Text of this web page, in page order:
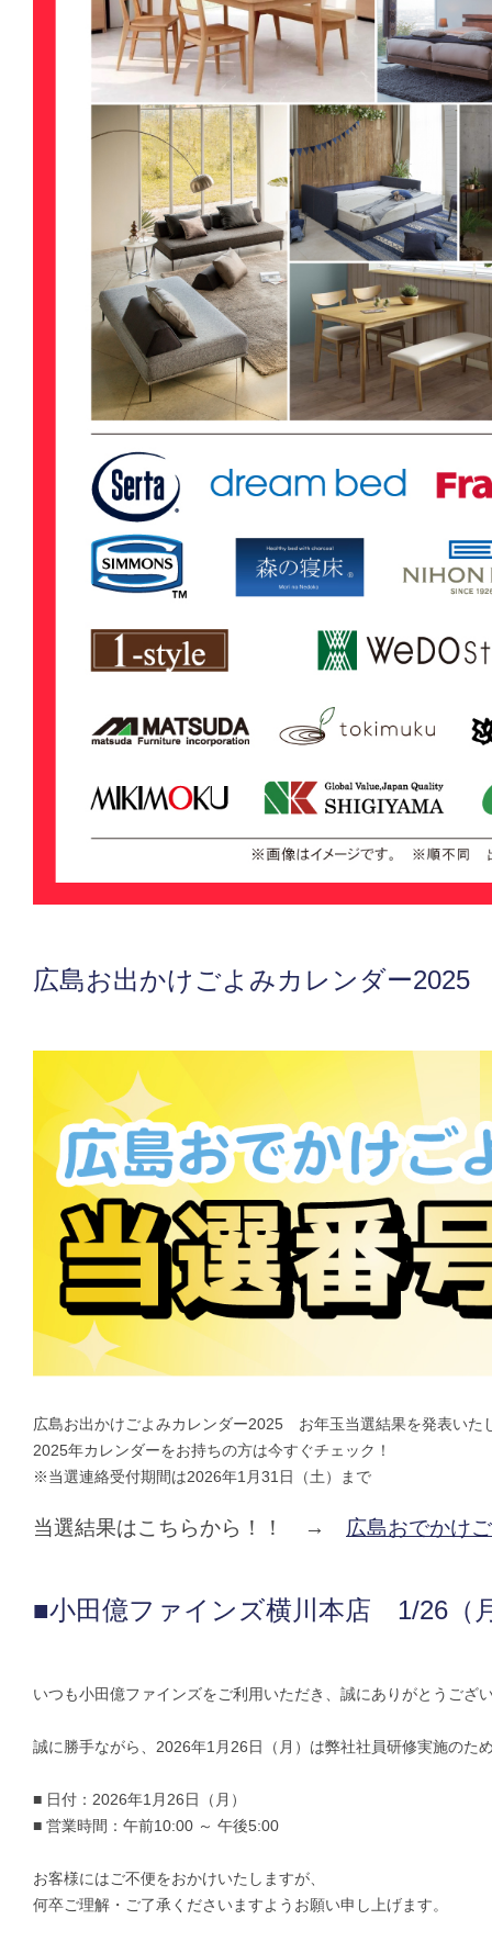
広島お出かけごよみカレンダー2025
広島お出かけごよみカレンダー2025 お年玉当選結果を発表いた
2025年カレンダーをお持ちの方は今すぐチェック！
※当選連絡受付期間は2026年1月31日（土）まで
当選結果はこちらから！！ → 広島おでかけ
■小田億ファインズ横川本店 1/26（
いつも小田億ファインズをご利用いただき、誠にありがとうござ
誠に勝手ながら、2026年1月26日（月）は弊社社員研修実施のた
■ 日付：2026年1月26日（月）
■ 営業時間：午前10:00 ～ 午後5:00
お客様にはご不便をおかけいたしますが、
何卒ご理解・ご了承くださいますようお願い申し上げます。